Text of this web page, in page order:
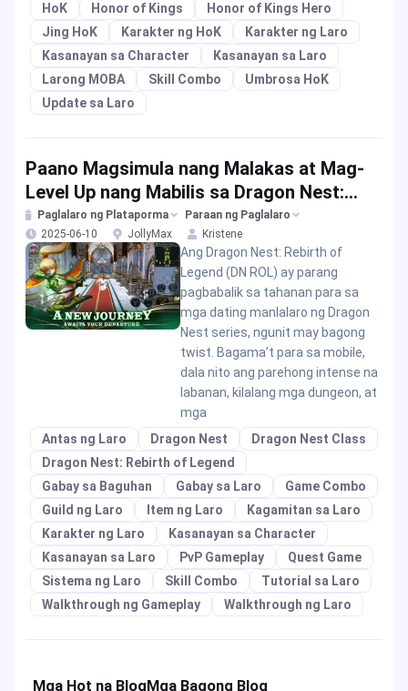
HoK
Honor of Kings
Honor of Kings Hero
Jing HoK
Karakter ng HoK
Karakter ng Laro
Kasanayan sa Character
Kasanayan sa Laro
Larong MOBA
Skill Combo
Umbrosa HoK
Update sa Laro
Paano Magsimula nang Malakas at Mag-
Level Up nang Mabilis sa Dragon Nest:
Rebirth of Legend?
Paglalaro ng Plataporma
Paraan ng Paglalaro
2025-06-10
JollyMax Kristene
Ang Dragon Nest: Rebirth of
Legend (DN ROL) ay parang
pagbabalik sa tahanan para sa
mga dating manlalaro ng Dragon
Nest series, ngunit may bagong
twist. Bagama’t para sa mobile,
dala nito ang parehong intense na
labanan, kilalang mga dungeon, at
mga
Antas ng Laro
Dragon Nest
Dragon Nest Class
Dragon Nest: Rebirth of Legend
Gabay sa Baguhan
Gabay sa Laro
Game Combo
Guild ng Laro
Item ng Laro
Kagamitan sa Laro
Karakter ng Laro
Kasanayan sa Character
Kasanayan sa Laro
PvP Gameplay
Quest Game
Sistema ng Laro
Skill Combo
Tutorial sa Laro
Walkthrough ng Gameplay
Walkthrough ng Laro
Mga Hot na BlogMga Bagong Blog